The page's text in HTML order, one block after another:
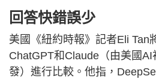
回答快錯誤少
美國《紐約時報》記者Eli Tan
ChatGPT和Claude（由美國
發）進行比較。他指，